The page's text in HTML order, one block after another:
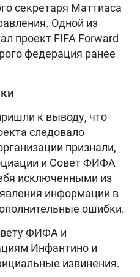
секретаря Маттиаса
Одной из
проект FIFA Forward
федерация ранее
к выводу, что
следовало
признали,
и Совет ФИФА
исключенными из
информации в
ошибки.
ФИФА и
Инфантино и
извинения.